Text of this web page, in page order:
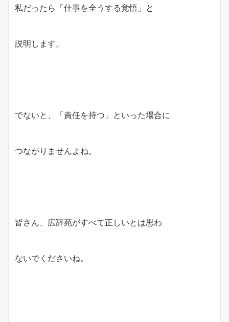
私だったら「仕事を全うする覚悟」と
説明します。
でないと、「責任を持つ」といった場合に
つながりませんよね。
皆さん、広辞苑がすべて正しいとは思わ
ないでくださいね。